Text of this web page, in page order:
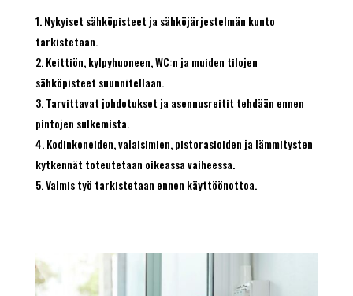
Nykyiset sähköpisteet ja sähköjärjestelmän kunto
tarkistetaan.
Keittiön, kylpyhuoneen, WC:n ja muiden tilojen
sähköpisteet suunnitellaan.
Tarvittavat johdotukset ja asennusreitit tehdään ennen
pintojen sulkemista.
Kodinkoneiden, valaisimien, pistorasioiden ja lämmitysten
kytkennät toteutetaan oikeassa vaiheessa.
Valmis työ tarkistetaan ennen käyttöönottoa.